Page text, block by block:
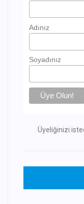
Adınız
Soyadınız
Üyeliğinizi